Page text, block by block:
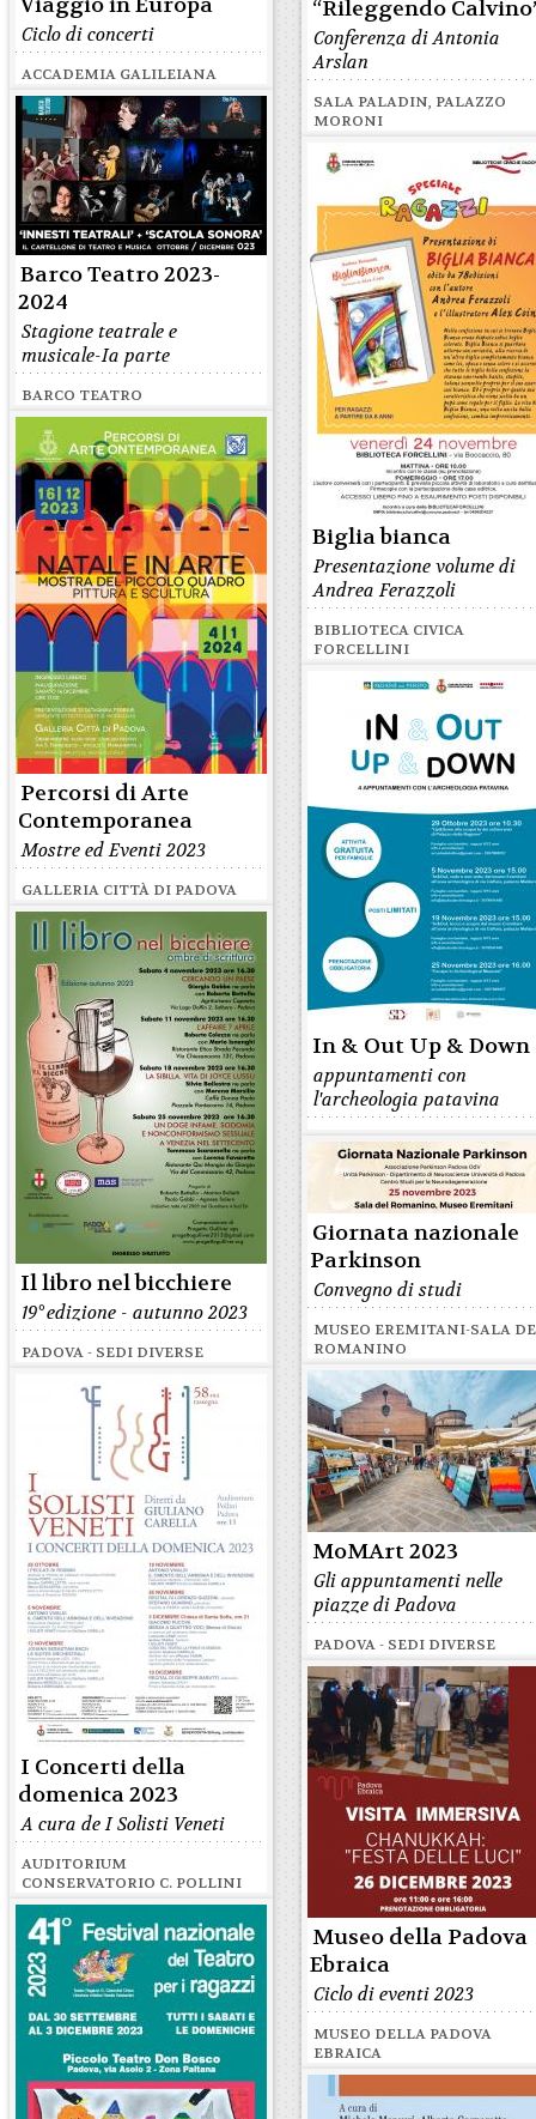
“Rileggendo
Conferenza di Antonia
Arslan
SALA PALADIN, PALAZZO
MORONI
Ciclo di concerti
ACCADEMIA GALILEIANA
Barco Teatro 2023-
2024
Stagione teatrale e
musicale-Ia parte
BARCO TEATRO
Biglia bianca
Presentazione volume di
Andrea Ferazzoli
BIBLIOTECA CIVICA
FORCELLINI
Percorsi di Arte
Contemporanea
Mostre ed Eventi 2023
GALLERIA CITTÀ DI PADOVA
In & Out Up & Down
appuntamenti con
l'archeologia patavina
Il libro nel bicchiere
19° edizione - autunno 2023
PADOVA - SEDI DIVERSE
Giornata nazionale
Parkinson
Convegno di studi
MUSEO EREMITANI-SALA
ROMANINO
MoMArt 2023
Gli appuntamenti nelle
piazze di Padova
PADOVA - SEDI DIVERSE
I Concerti della
domenica 2023
A cura de I Solisti Veneti
AUDITORIUM
CONSERVATORIO C. POLLINI
Museo della Padova
Ebraica
Ciclo di eventi 2023
MUSEO DELLA PADOVA
EBRAICA